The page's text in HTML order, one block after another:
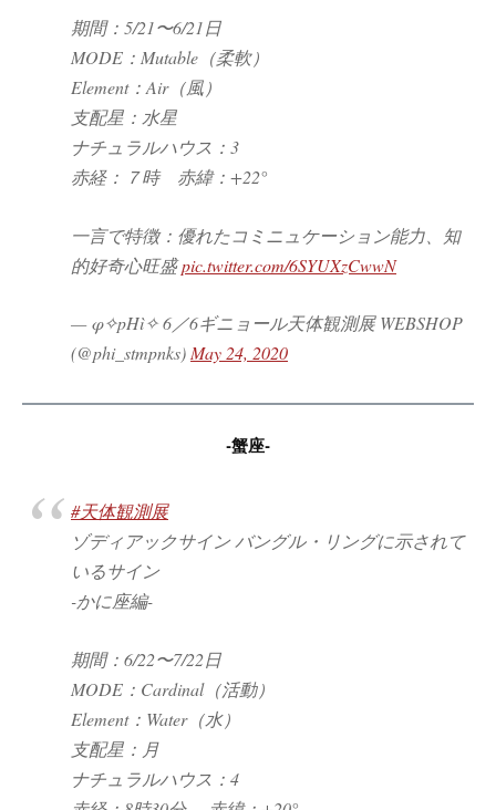
期間：5/21〜6/21日
MODE：Mutable（柔軟）
Element：Air（風）
支配星：水星
ナチュラルハウス：3
赤経：７時 赤緯：+22°
一言で特徴：優れたコミニュケーション能力、知
的好奇心旺盛pic.twitter.com/6SYUXzCwwN
— φ✧pHì✧ 6／6ギニョール天体観測展 WEBSHOP
(@phi_stmpnks)May 24, 2020
-蟹座-
#天体観測展
ゾディアックサイン バングル・リングに示されて
いるサイン
-かに座編-
期間：6/22〜7/22日
MODE：Cardinal（活動）
Element：Water（水）
支配星：月
ナチュラルハウス：4